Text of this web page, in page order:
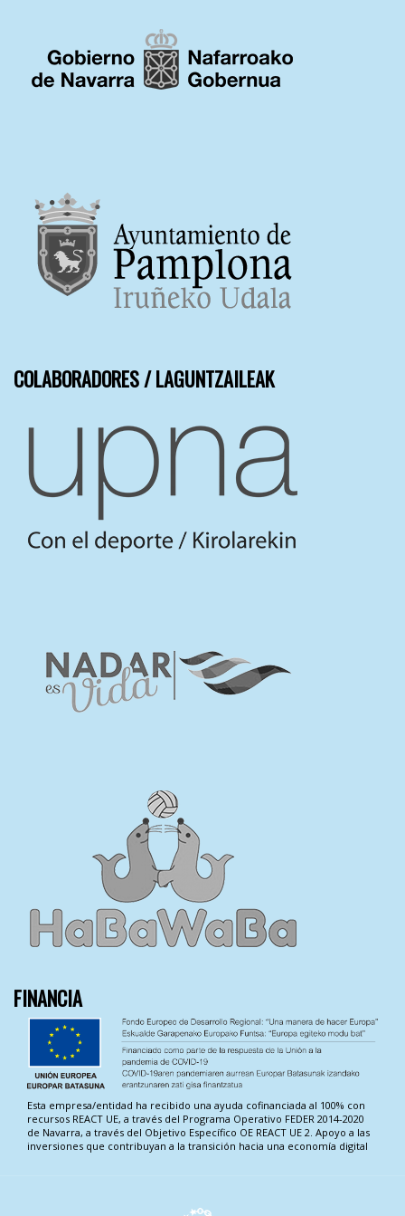
COLABORADORES / LAGUNTZAILEAK
FINANCIA
Esta empresa/entidad ha recibido una ayuda cofinanciada al 100% con
recursos REACT UE, a través del Programa Operativo FEDER 2014-2020
de Navarra, a través del Objetivo Específico OE REACT UE 2. Apoyo a las
inversiones que contribuyan a la transición hacia una economía digital